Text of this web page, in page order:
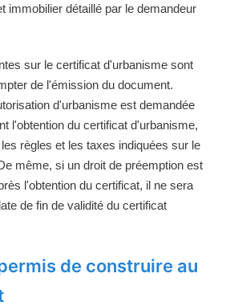
immobilier détaillé par le demandeur
sur le certificat d'urbanisme sont
de l'émission du document.
d'urbanisme est demandée
l'obtention du certificat d'urbanisme,
règles et les taxes indiquées sur le
même, si un droit de préemption est
l'obtention du certificat, il ne sera
de fin de validité du certificat
de construire au